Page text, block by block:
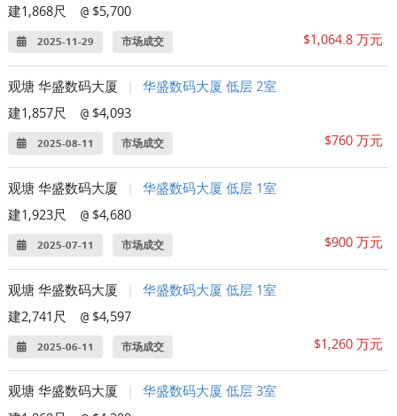
建1,868尺
@ $5,700
2025-11-29 市场成交 $1,064.8 万元
观塘 华盛数码大厦
华盛数码大厦 低层 2室
建1,857尺
@ $4,093
2025-08-11 市场成交 $760 万元
观塘 华盛数码大厦
华盛数码大厦 低层 1室
建1,923尺
@ $4,680
2025-07-11 市场成交 $900 万元
观塘 华盛数码大厦
华盛数码大厦 低层 1室
建2,741尺
@ $4,597
2025-06-11 市场成交 $1,260 万元
观塘 华盛数码大厦
华盛数码大厦 低层 3室